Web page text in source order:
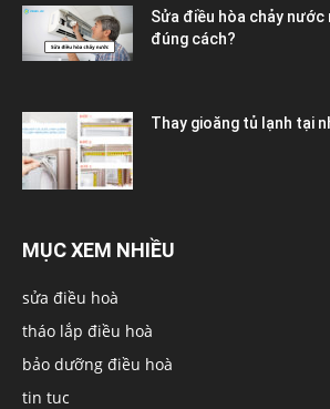
Sửa điều hòa chảy nước
đúng cách?
Thay gioăng tủ lạnh tại
MỤC XEM NHIỀU
sửa điều hoà
tháo lắp điều hoà
bảo dưỡng điều hoà
tin tuc